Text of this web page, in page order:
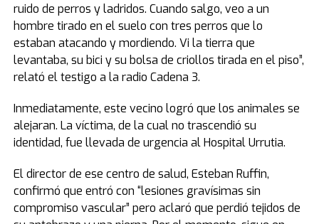
ruido de perros y ladridos. Cuando salgo, veo a un
hombre tirado en el suelo con tres perros que lo
estaban atacando y mordiendo. Vi la tierra que
levantaba, su bici y su bolsa de criollos tirada en el piso”,
relató el testigo a la radio Cadena 3.
Inmediatamente, este vecino logró que los animales se
alejaran. La víctima, de la cual no trascendió su
identidad, fue llevada de urgencia al Hospital Urrutia.
El director de ese centro de salud, Esteban Ruffin,
confirmó que entró con “lesiones gravísimas sin
compromiso vascular” pero aclaró que perdió tejidos de